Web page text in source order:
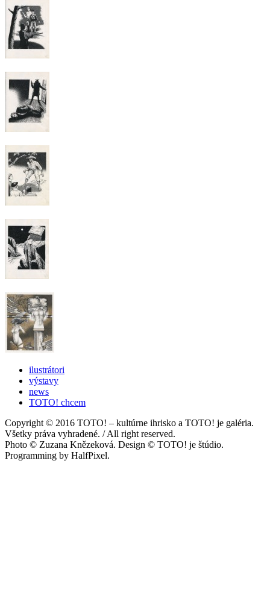
ilustrátori
výstavy
news
TOTO! chcem
Copyright © 2016 TOTO! – kultúrne ihrisko a TOTO! je galéria.
Všetky práva vyhradené. / All right reserved.
Photo © Zuzana Knězeková. Design © TOTO! je štúdio.
Programming by HalfPixel.